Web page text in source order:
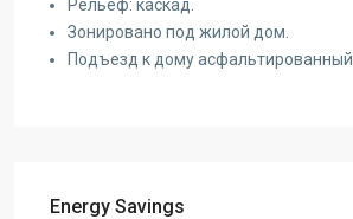
Рельеф: каскад.
Зонировано под жилой дом.
Подъезд к дому асфальтированный.
Energy Savings